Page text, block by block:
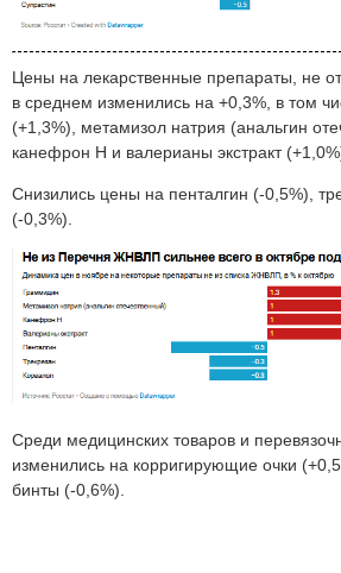
Цены на лекарственные препараты, не
в среднем изменились на +0,3%, в том
(+1,3%), метамизол натрия (анальгин
канефрон Н и валерианы экстракт
Снизились цены на пенталгин (-0,5%),
(-0,3%).
Среди медицинских товаров и
изменились на корригирующие очки
бинты (-0,6%).